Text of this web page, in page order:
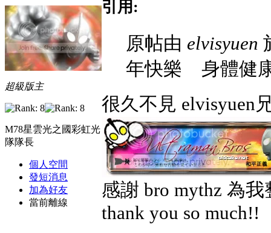
超級版主
M78星雲光之國彩虹光
隊隊長
個人空間
發短消息
加為好友
當前離線
引用:
原帖由 elvisyuen
年快樂 身體健
很久不見 elvisyuen
感謝 bro mythz 為
thank you so much!!